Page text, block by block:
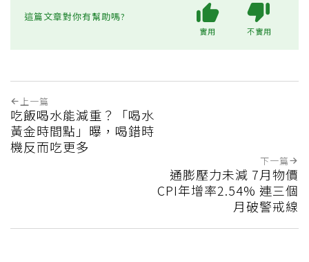
這篇文章對你有幫助嗎?
實用 不實用
上一篇
吃飯喝水能減重？「喝水
黃金時間點」曝，喝錯時
機反而吃更多
下一篇
通膨壓力未減 7月物價
CPI年增率2.54% 連三個
月破警戒線